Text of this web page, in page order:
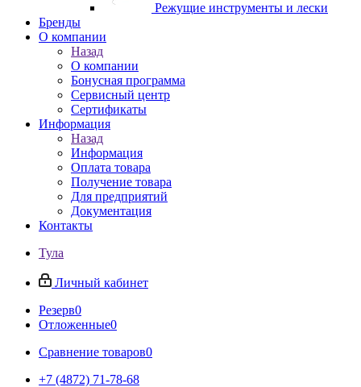
Режущие инструменты и лески
Бренды
О компании
Назад
О компании
Бонусная программа
Сервисный центр
Сертификаты
Информация
Назад
Информация
Оплата товара
Получение товара
Для предприятий
Документация
Контакты
Тула
Личный кабинет
Резерв0
Отложенные0
Сравнение товаров0
+7 (4872) 71-78-68